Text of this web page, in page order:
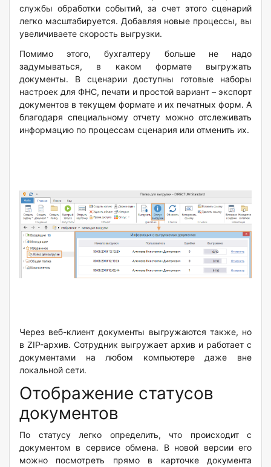
службы обработки событий, за счет этого сценарий
легко масштабируется. Добавляя новые процессы, вы
увеличиваете скорость выгрузки.
Помимо этого, бухгалтеру больше не надо
задумываться, в каком формате выгружать
документы. В сценарии доступны готовые наборы
настроек для ФНС, печати и простой вариант – экспорт
документов в текущем формате и их печатных форм. А
благодаря специальному отчету можно отслеживать
информацию по процессам сценария или отменить их.
Через веб-клиент документы выгружаются также, но
в ZIP-архив. Сотрудник выгружает архив и работает с
документами на любом компьютере даже вне
локальной сети.
Отображение статусов
документов
По статусу легко определить, что происходит с
документом в сервисе обмена. В новой версии его
можно посмотреть прямо в карточке документа